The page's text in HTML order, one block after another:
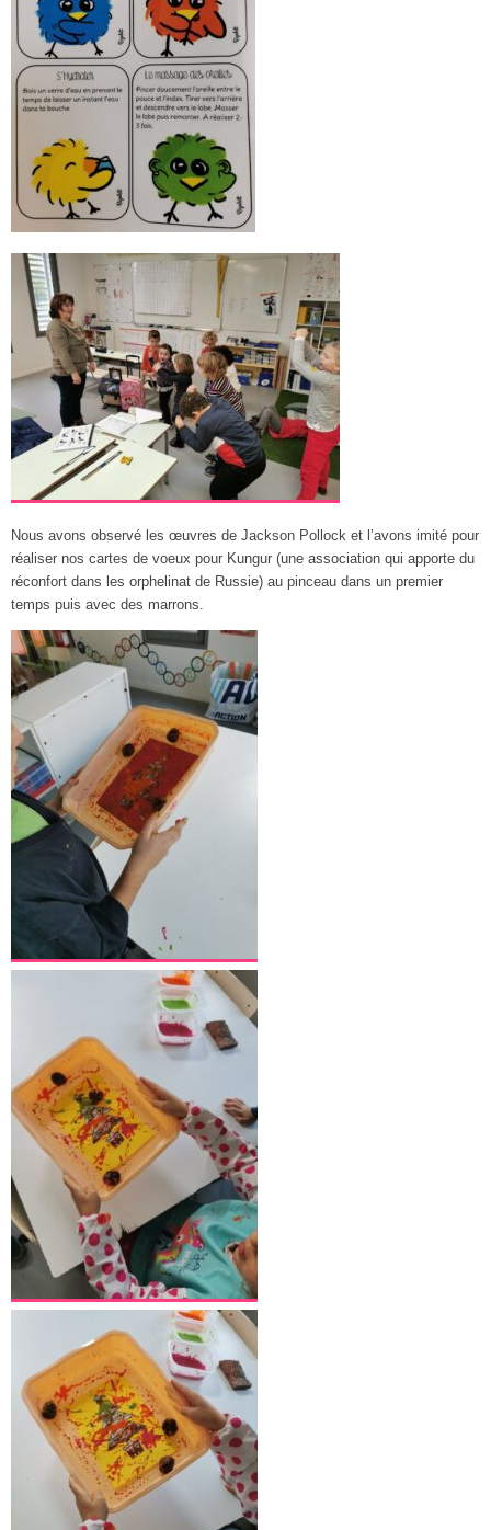
Nous avons observé les œuvres de Jackson Pollock et l’avons imité pour
réaliser nos cartes de voeux pour Kungur (une association qui apporte du
réconfort dans les orphelinat de Russie) au pinceau dans un premier
temps puis avec des marrons.